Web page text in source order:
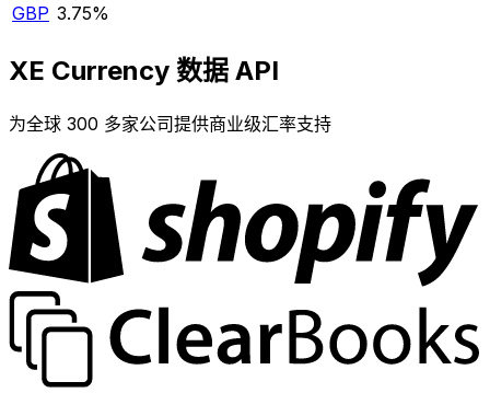
GBP 3.75%
XE Currency 数据 API
为全球 300 多家公司提供商业级汇率支持